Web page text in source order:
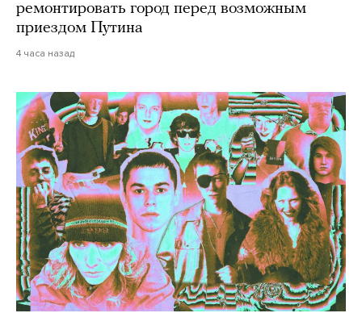
ремонтировать город перед возможным
приездом Путина
4 часа назад